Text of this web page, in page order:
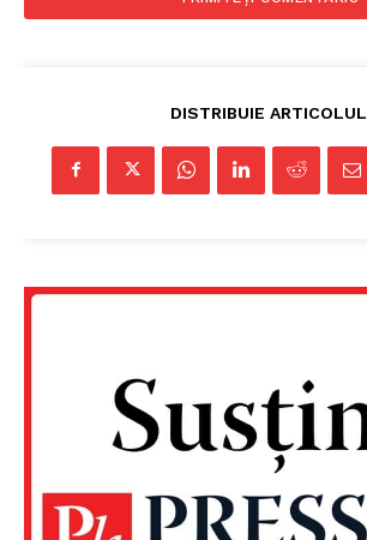
Despre noi / Echipa
DISTRIBUIE ARTICOLUL